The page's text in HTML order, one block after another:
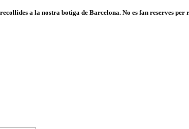
a la nostra botiga de Barcelona. No es fan reserves